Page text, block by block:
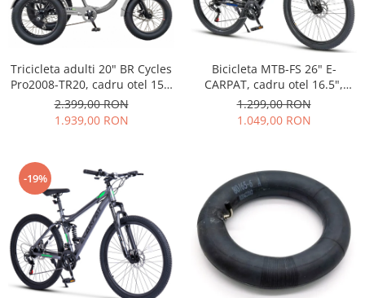
Tricicleta adulti 20" BR Cycles
Pro2008-TR20, cadru otel 15",
frane disc, 7 viteze, gri
2.399,00 RON
1.939,00 RON
Bicicleta MTB-FS 26" E-
CARPAT, cadru otel 16.5",
manete secventiale, frane
disc, 21 viteze, negru/albastru
1.299,00 RON
1.049,00 RON
-19%